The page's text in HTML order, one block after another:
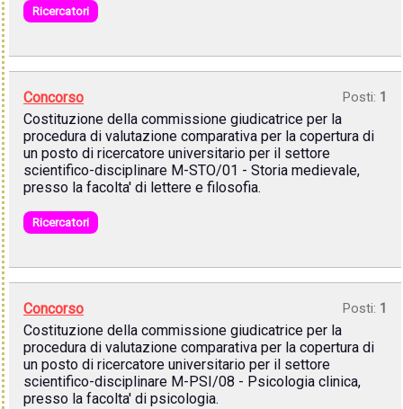
Ricercatori
Concorso Posti: 1
Costituzione della commissione giudicatrice per la
procedura di valutazione comparativa per la copertura di
un posto di ricercatore universitario per il settore
scientifico-disciplinare M-STO/01 - Storia medievale,
presso la facolta' di lettere e filosofia.
Ricercatori
Concorso Posti: 1
Costituzione della commissione giudicatrice per la
procedura di valutazione comparativa per la copertura di
un posto di ricercatore universitario per il settore
scientifico-disciplinare M-PSI/08 - Psicologia clinica,
presso la facolta' di psicologia.